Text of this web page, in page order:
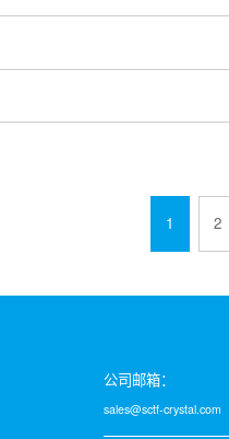
1 2
公司邮箱：
sales@sctf-crystal.com